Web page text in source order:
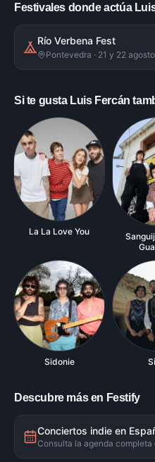
Festivales donde actúa
Río Verbena Fest
Pontevedra · 21 y 22
Si te gusta Luis Fercán
La La Love You
Sidonie
Descubre más en Festify
Conciertos indie en
Consulta la agenda